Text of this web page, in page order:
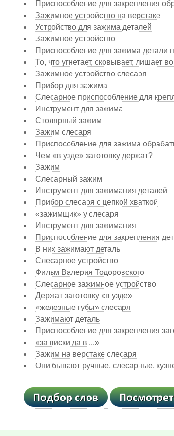
Приспособление для закрепления
Зажимное устройство на верстаке
Устройство для зажима деталей
Зажимное устройство
Приспособление для зажима детали
То, что угнетает, сковывает, лишает
Зажимное устройство слесаря
Прибор для зажима
Слесарное приспособление для
Инструмент для зажима
Столярный зажим
Зажим слесаря
Приспособление для зажима
Чем «в узде» заготовку держат?
Зажим
Слесарный зажим
Инструмент для зажимания деталей
Прибор слесаря с цепкой хваткой
«зажимщик» у слесаря
Инструмент для зажимания
Приспособление для закрепления
В них зажимают деталь
Слесарное устройство
Фильм Валерия Тодоровского
Слесарное зажимное устройство
Держат заготовку «в узде»
«железные губы» слесаря
Зажимают деталь
Приспособление для закрепления
«за виски да в ...»
Зажим на верстаке слесаря
Они бывают ручные, слесарные,